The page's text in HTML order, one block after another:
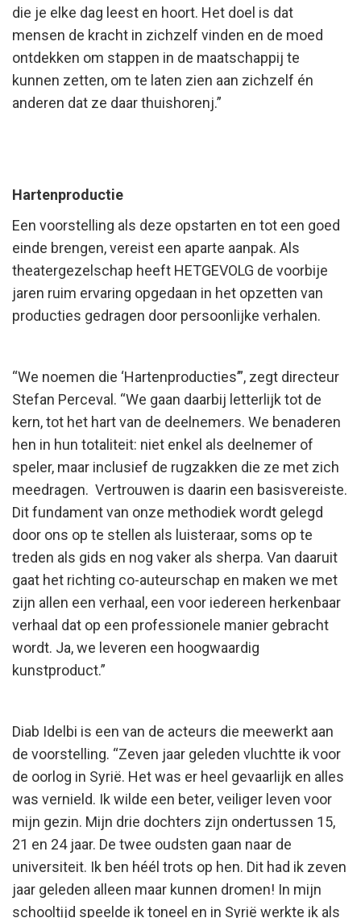
die je elke dag leest en hoort. Het doel is dat
mensen de kracht in zichzelf vinden en de moed
ontdekken om stappen in de maatschappij te
kunnen zetten, om te laten zien aan zichzelf én
anderen dat ze daar thuishorenj.”
Hartenproductie
Een voorstelling als deze opstarten en tot een goed
einde brengen, vereist een aparte aanpak. Als
theatergezelschap heeft HETGEVOLG de voorbije
jaren ruim ervaring opgedaan in het opzetten van
producties gedragen door persoonlijke verhalen.
“We noemen die ‘Hartenproducties’”, zegt directeur
Stefan Perceval. “We gaan daarbij letterlijk tot de
kern, tot het hart van de deelnemers. We benaderen
hen in hun totaliteit: niet enkel als deelnemer of
speler, maar inclusief de rugzakken die ze met zich
meedragen. Vertrouwen is daarin een basisvereiste.
Dit fundament van onze methodiek wordt gelegd
door ons op te stellen als luisteraar, soms op te
treden als gids en nog vaker als sherpa. Van daaruit
gaat het richting co-auteurschap en maken we met
zijn allen een verhaal, een voor iedereen herkenbaar
verhaal dat op een professionele manier gebracht
wordt. Ja, we leveren een hoogwaardig
kunstproduct.”
Diab Idelbi is een van de acteurs die meewerkt aan
de voorstelling. “Zeven jaar geleden vluchtte ik voor
de oorlog in Syrië. Het was er heel gevaarlijk en alles
was vernield. Ik wilde een beter, veiliger leven voor
mijn gezin. Mijn drie dochters zijn ondertussen 15,
21 en 24 jaar. De twee oudsten gaan naar de
universiteit. Ik ben héél trots op hen. Dit had ik zeven
jaar geleden alleen maar kunnen dromen! In mijn
schooltijd speelde ik toneel en in Syrië werkte ik als